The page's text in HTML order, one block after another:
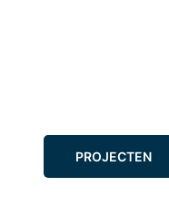
PROJECTEN